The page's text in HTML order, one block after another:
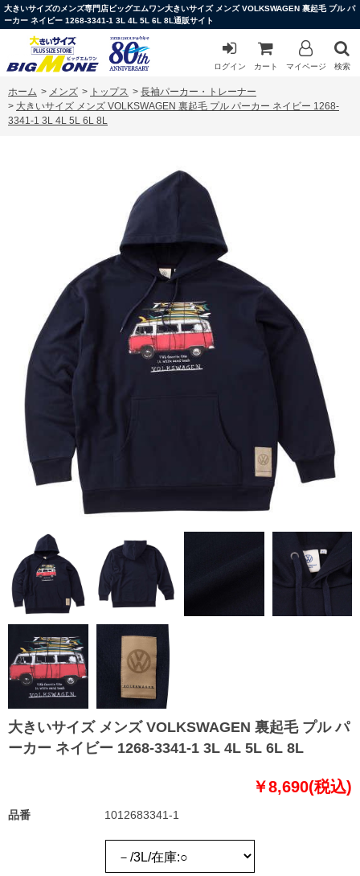
大きいサイズのメンズ専門店ビッグエムワン大きいサイズ メンズ VOLKSWAGEN 裏起毛 プル パ
ーカー ネイビー 1268-3341-1 3L 4L 5L 6L 8L通販サイト
ログイン カート マイページ 検索
ホーム > メンズ > トップス > 長袖パーカー・トレーナー
> 大きいサイズ メンズ VOLKSWAGEN 裏起毛 プル パーカー ネイビー 1268-
3341-1 3L 4L 5L 6L 8L
大きいサイズ メンズ VOLKSWAGEN 裏起毛 プル パ
ーカー ネイビー 1268-3341-1 3L 4L 5L 6L 8L
￥8,690(税込)
品番 1012683341-1